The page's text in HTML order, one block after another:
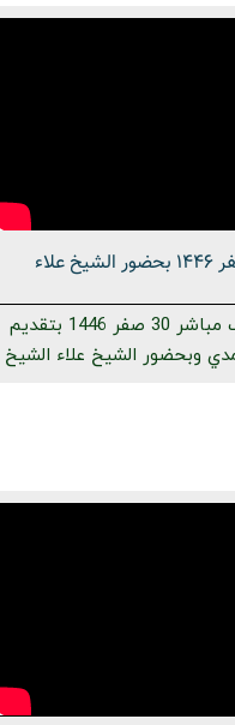
غریبٌ قريب 30 صفر 1446 بحضور الشيخ علاء
برنامج غریبٌ قريب مباشر 30 صفر 1446 بتقديم
وبحضور الشيخ علاء الشيخ